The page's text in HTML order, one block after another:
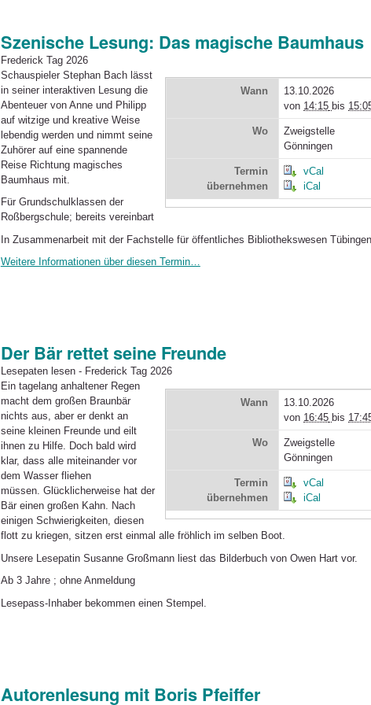
Szenische Lesung: Das magische Baumhaus
Frederick Tag 2026
Wann
13.10.2026
von 14:15 bis
Wo
Zweigstelle
Gönningen
Termin
übernehmen
vCal
iCal
Schauspieler Stephan Bach lässt
in seiner interaktiven Lesung die
Abenteuer von Anne und Philipp
auf witzige und kreative Weise
lebendig werden und nimmt seine
Zuhörer auf eine spannende
Reise Richtung magisches
Baumhaus mit.
Für Grundschulklassen der
Roßbergschule; bereits vereinbart
In Zusammenarbeit mit der Fachstelle für öffentliches Bibliothekswesen Tübingen
Weitere Informationen über diesen Termin…
Der Bär rettet seine Freunde
Lesepaten lesen - Frederick Tag 2026
Wann
13.10.2026
von 16:45 bis
Wo
Zweigstelle
Gönningen
Termin
übernehmen
vCal
iCal
Ein tagelang anhaltener Regen
macht dem großen Braunbär
nichts aus, aber er denkt an
seine kleinen Freunde und eilt
ihnen zu Hilfe. Doch bald wird
klar, dass alle miteinander vor
dem Wasser fliehen
müssen. Glücklicherweise hat der
Bär einen großen Kahn. Nach
einigen Schwierigkeiten, diesen
flott zu kriegen, sitzen erst einmal alle fröhlich im selben Boot.
Unsere Lesepatin Susanne Großmann liest das Bilderbuch von Owen Hart vor.
Ab 3 Jahre ; ohne Anmeldung
Lesepass-Inhaber bekommen einen Stempel.
Autorenlesung mit Boris Pfeiffer